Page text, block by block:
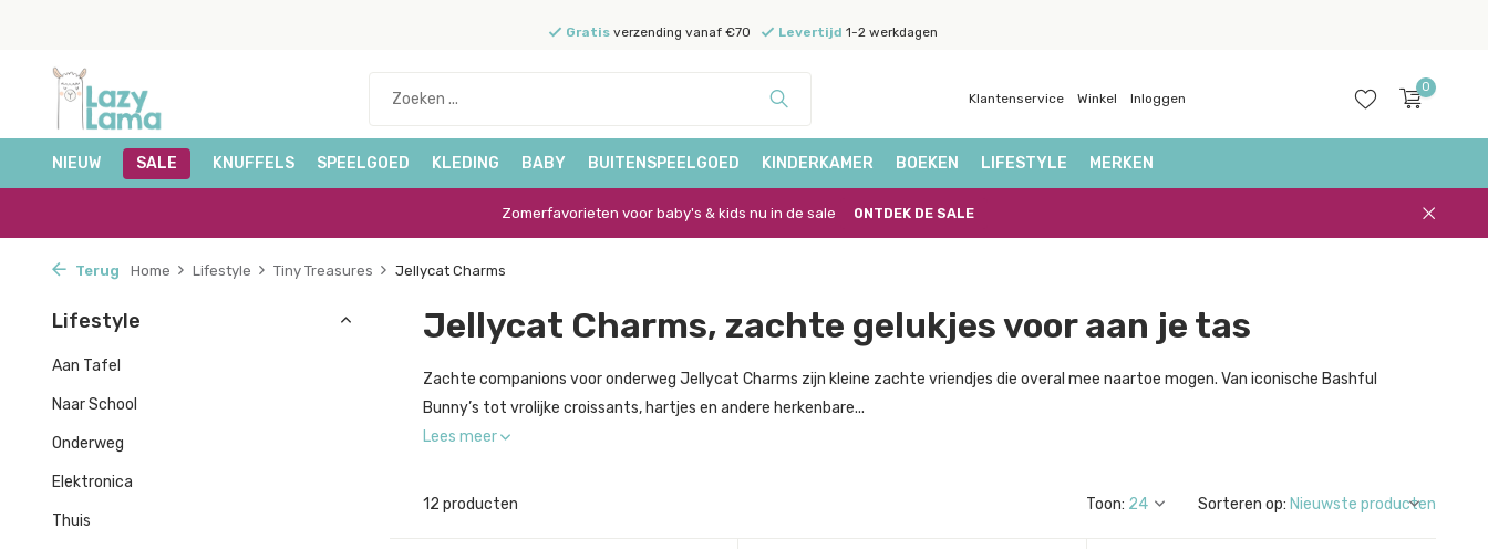
Gratisverzending vanaf €70 Levertijd 1-2 werkdagen
Klantenservice Winkel Inloggen
aanmaken
0
NIEUW SALE KNUFFELS SPEELGOED KLEDING BABY BUITENSPEELGOED KINDERKAMER BOEKEN LIFESTYLE MERKEN
Zomerfavorieten voor baby's & kids nu in de sale ONTDEK DE SALE
Terug Home Lifestyle Tiny Treasures Jellycat Charms
Lifestyle
Aan Tafel
Naar School
Onderweg
Elektronica
Thuis
Jellycat Charms, zachte gelukjes voor aan je tas
Zachte companions voor onderweg Jellycat Charms zijn kleine zachte vriendjes die overal mee naartoe mogen. Van iconische Bashful
Bunny’s tot vrolijke croissants, hartjes en andere herkenbare...
Lees meer
12 producten Toon: Sorteren op: